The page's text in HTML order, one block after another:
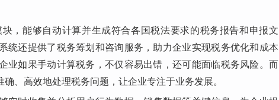
，能够自动计算并生成符合各国税法要求的税务报告和申报文
统还提供了税务筹划和咨询服务，助力企业实现税务优化和成本
业如果手动计算税务，不仅容易出错，还可能面临税务风险。而
、高效地处理税务问题，让企业专注于业务发展。